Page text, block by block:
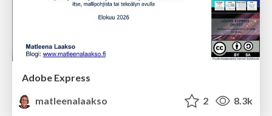
Adobe Express
matleenalaakso
2 8.3k